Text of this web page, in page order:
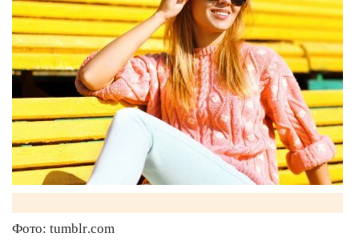
Фото: tumblr.com